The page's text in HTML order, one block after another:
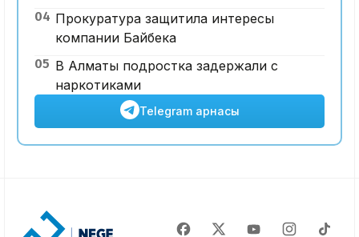
04 Прокуратура защитила интересы
компании Байбека
05 В Алматы подростка задержали с
наркотиками
Telegram арнасы